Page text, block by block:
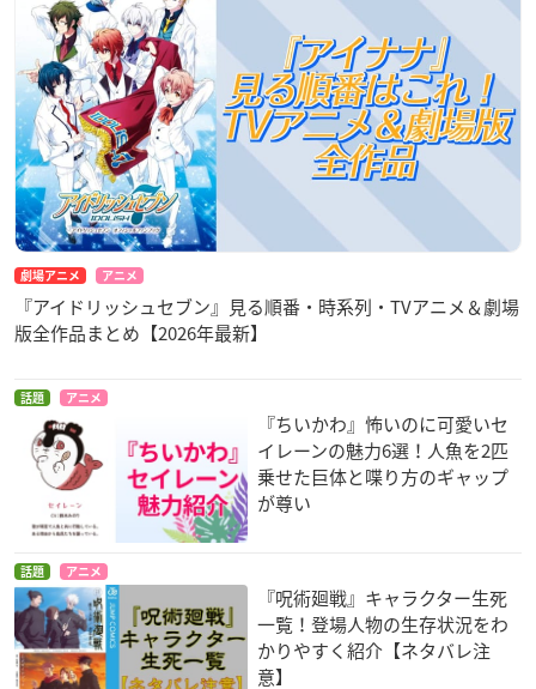
劇場アニメ アニメ
『アイドリッシュセブン』見る順番・時系列・TVアニメ＆劇場
版全作品まとめ【2026年最新】
話題 アニメ
『ちいかわ』怖いのに可愛いセ
イレーンの魅力6選！人魚を2匹
乗せた巨体と喋り方のギャップ
が尊い
話題 アニメ
『呪術廻戦』キャラクター生死
一覧！登場人物の生存状況をわ
かりやすく紹介【ネタバレ注
意】